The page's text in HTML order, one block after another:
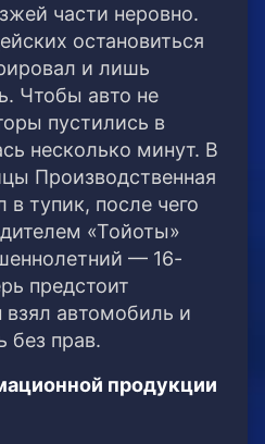
части неровно.
остановиться
и лишь
Чтобы авто не
пустились в
несколько минут. В
Производственная
в тупик, после чего
«Тойоты»
— 16-
предстоит
автомобиль и
без прав.
продукции